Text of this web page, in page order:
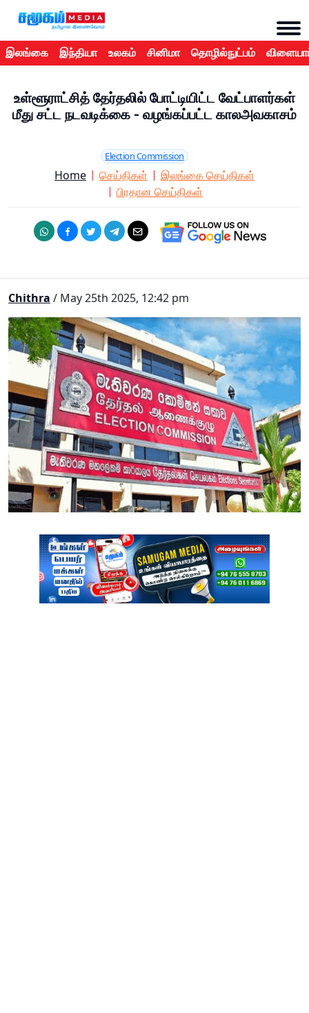
இலங்கை இந்தியா உலகம் சினிமா தொழில்நுட்பம்
உள்ளூராட்சித் தேர்தலில் போட்டியிட்ட வேட்பாளர்கள்
மீது சட்ட நடவடிக்கை - வழங்கப்பட்ட காலஅவகாசம்
Election Commission
Home செய்திகள்
இலங்கை செய்திகள்
பிரதான செய்திகள்
Chithra / May 25th 2025, 12:42 pm